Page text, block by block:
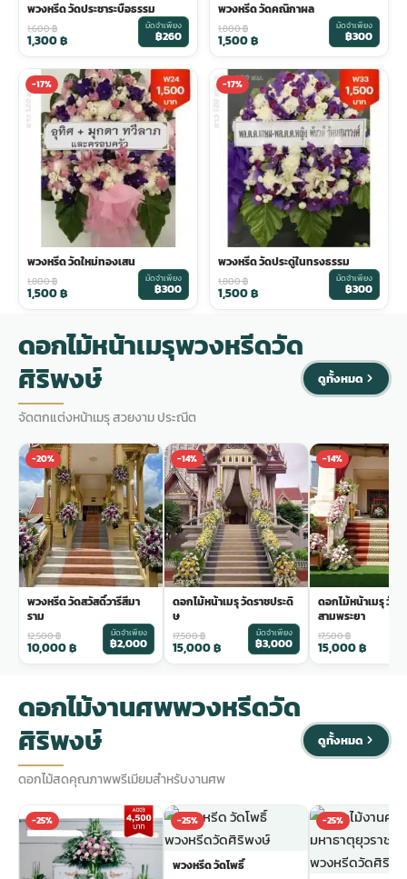
พวงหรีด วัดประชาระบือธรรม
1,600฿
1,300฿
มัดจำเพียง
฿260
พวงหรีด วัดคณิกาผล
1,800฿
1,500฿
มัดจำเพียง
฿300
-17%
พวงหรีด วัดใหม่ทองเสน
1,800฿
1,500฿
มัดจำเพียง
฿300
-17%
พวงหรีด วัดประดู่ในทรงธรรม
1,800฿
1,500฿
มัดจำเพียง
฿300
ดอกไม้หน้าเมรุพวงหรีดวัด
ศิริพงษ์
จัดตกแต่งหน้าเมรุ สวยงาม ประณีต
ดูทั้งหมด
-20%
พวงหรีด วัดสวัสดิ์วารีสีมา
ราม
12,500฿
10,000฿
มัดจำเพียง
฿2,000
-14%
ดอกไม้หน้าเมรุ วัดราชประดิ
ษ
17,500฿
15,000฿
มัดจำเพียง
฿3,000
-14%
ดอกไม้หน้าเมรุ วัด
สามพระยา
17,500฿
15,000฿
ดอกไม้งานศพพวงหรีดวัด
ศิริพงษ์
ดอกไม้สดคุณภาพพรีเมียมสำหรับงานศพ
ดูทั้งหมด
-25% -25%
พวงหรีด วัดโพธิ์
-25%